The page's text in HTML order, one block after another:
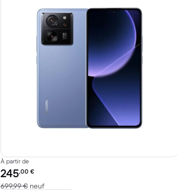
À partir de
Prix reconditionné :
245,00 €
699,99 € neufcontre 699,99 € neuf